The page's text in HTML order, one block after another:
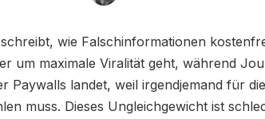
wie Falschinformationen
um maximale Viralität geht, während
Paywalls landet, weil irgendjemand für
muss. Dieses Ungleichgewicht ist